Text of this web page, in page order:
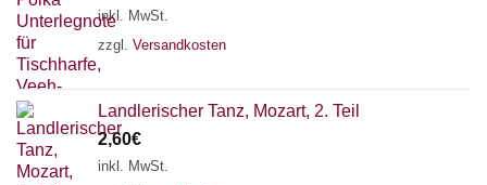
inkl. MwSt.
zzgl. Versandkosten
Landlerischer Tanz, Mozart, 2. Teil
2,60€
inkl. MwSt.
Chat Support